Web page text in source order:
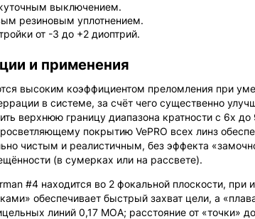
выключением.
резиновым уплотнением.
от -3 до +2 диоптрий.
и применения
высоким коэффициентом преломления при
в системе, за счёт чего существенно
верхнюю границу диапазона кратности с 6x
покрытию VePRO всех линз
чистым и реалистичным, без эффекта
(в сумерках или на рассвете).
#4 находится во 2 фокальной плоскости,
обеспечивает быстрый захват цели, а
линий 0,17 MOA; расстояние от «точки»